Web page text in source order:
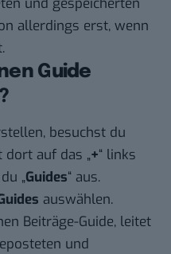
allerdings erst, wenn
Guide
besuchst du
auf das „+“ links
„Guides“ aus.
auswählen.
Beiträge-Guide, leitet
und